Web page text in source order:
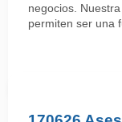
negocios.
permiten ser una